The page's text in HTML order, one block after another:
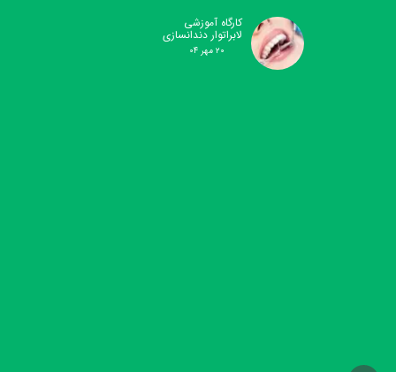
کارگاه آموزشی
لابراتوار دندانسازی
۲۰ مهر ۰۴